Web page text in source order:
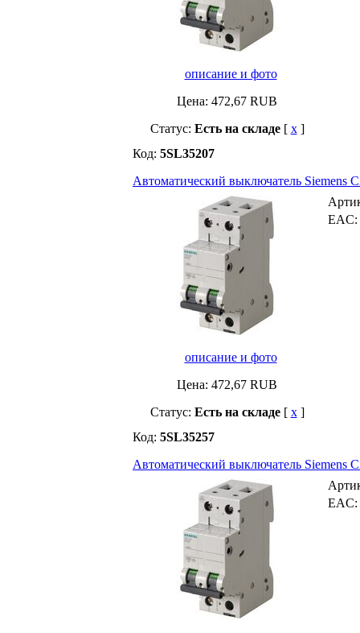
описание и фото
Цена: 472,67 RUB
Статус: Есть на складе[ x]
Код: 5SL35207
Автоматический выключатель Siemens
описание и фото
Цена: 472,67 RUB
Статус: Есть на складе[ x]
EAC:
Код: 5SL35257
Автоматический выключатель Siemens
EAC: